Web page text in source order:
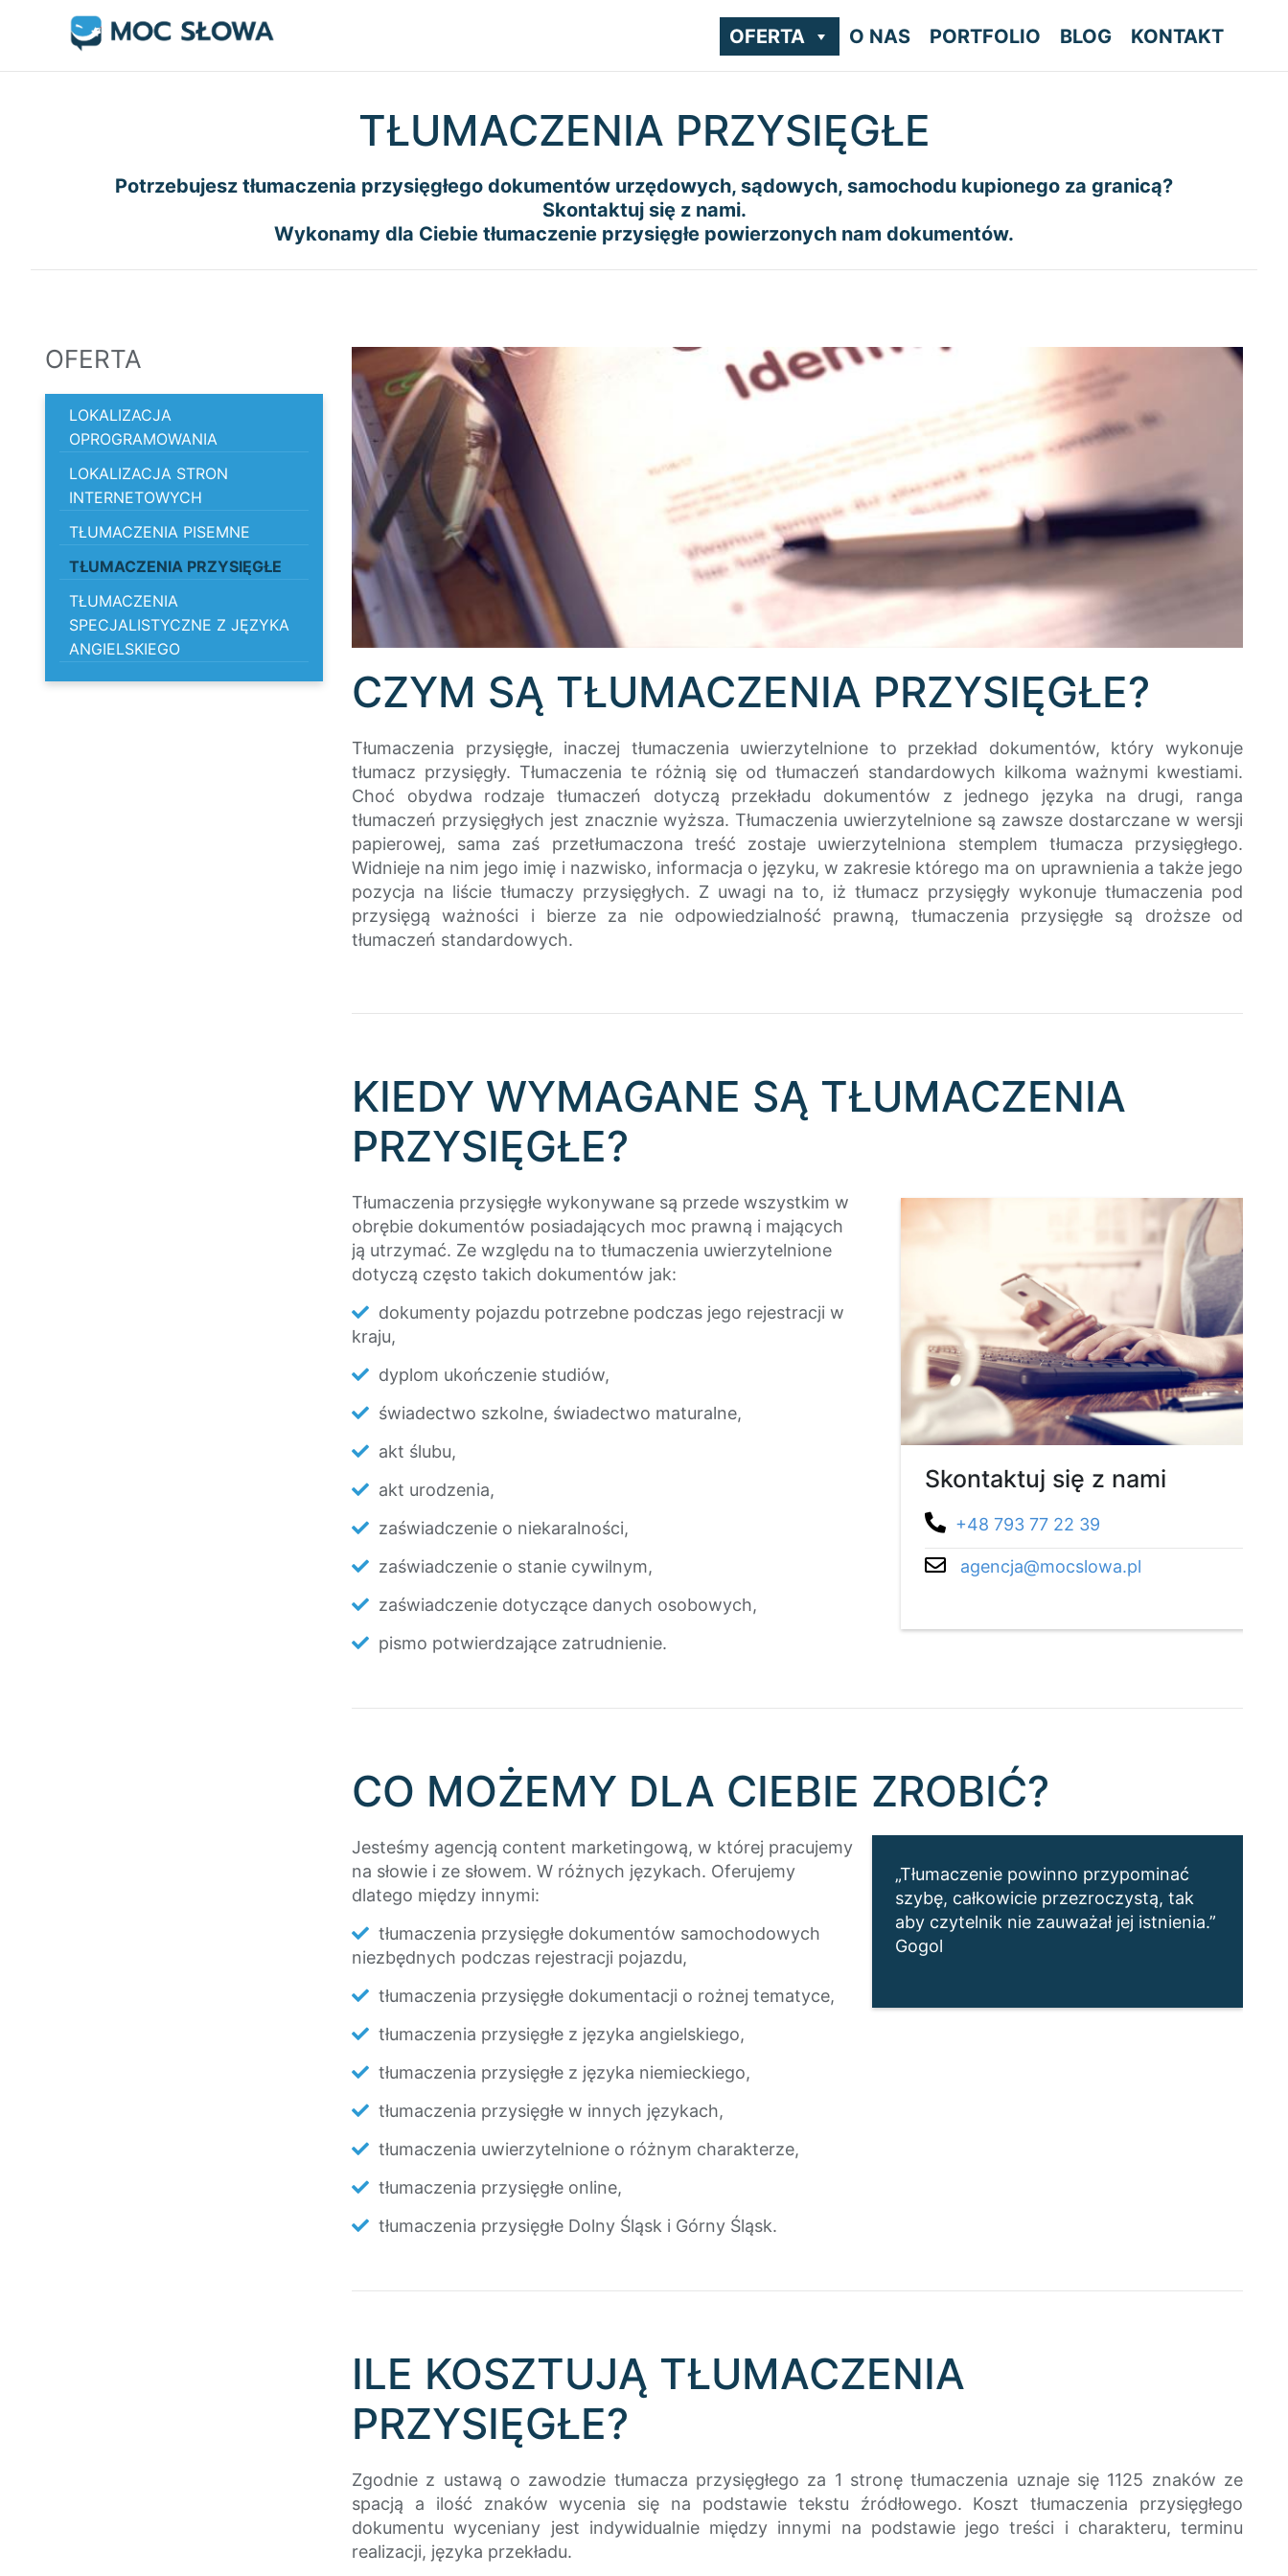
OFERTA O NAS PORTFOLIO BLOG KONTAKT
TŁUMACZENIA PRZYSIĘGŁE
Potrzebujesz tłumaczenia przysięgłego dokumentów urzędowych, sądowych, samochodu kupionego za granicą?
Skontaktuj się z nami.
Wykonamy dla Ciebie tłumaczenie przysięgłe powierzonych nam dokumentów.
OFERTA
LOKALIZACJA
OPROGRAMOWANIA
LOKALIZACJA STRON
INTERNETOWYCH
TŁUMACZENIA PISEMNE
TŁUMACZENIA PRZYSIĘGŁE
TŁUMACZENIA
SPECJALISTYCZNE Z JĘZYKA
ANGIELSKIEGO
CZYM SĄ TŁUMACZENIA PRZYSIĘGŁE?
Tłumaczenia przysięgłe, inaczej tłumaczenia uwierzytelnione to przekład dokumentów, który wykonuje
tłumacz przysięgły. Tłumaczenia te różnią się od tłumaczeń standardowych kilkoma ważnymi kwestiami.
Choć obydwa rodzaje tłumaczeń dotyczą przekładu dokumentów z jednego języka na drugi, ranga
tłumaczeń przysięgłych jest znacznie wyższa. Tłumaczenia uwierzytelnione są zawsze dostarczane w wersji
papierowej, sama zaś przetłumaczona treść zostaje uwierzytelniona stemplem tłumacza przysięgłego.
Widnieje na nim jego imię i nazwisko, informacja o języku, w zakresie którego ma on uprawnienia a także jego
pozycja na liście tłumaczy przysięgłych. Z uwagi na to, iż tłumacz przysięgły wykonuje tłumaczenia pod
przysięgą ważności i bierze za nie odpowiedzialność prawną, tłumaczenia przysięgłe są droższe od
tłumaczeń standardowych.
KIEDY WYMAGANE SĄ TŁUMACZENIA
PRZYSIĘGŁE?
Tłumaczenia przysięgłe wykonywane są przede wszystkim w
obrębie dokumentów posiadających moc prawną i mających
ją utrzymać. Ze względu na to tłumaczenia uwierzytelnione
dotyczą często takich dokumentów jak:
dokumenty pojazdu potrzebne podczas jego rejestracji w
kraju,
dyplom ukończenie studiów,
świadectwo szkolne, świadectwo maturalne,
akt ślubu,
akt urodzenia,
zaświadczenie o niekaralności,
zaświadczenie o stanie cywilnym,
zaświadczenie dotyczące danych osobowych,
pismo potwierdzające zatrudnienie.
Skontaktuj się z nami
+48 793 77 22 39
agencja@mocslowa.pl
CO MOŻEMY DLA CIEBIE ZROBIĆ?
Jesteśmy agencją content marketingową, w której pracujemy
na słowie i ze słowem. W różnych językach. Oferujemy
dlatego między innymi:
tłumaczenia przysięgłe dokumentów samochodowych
niezbędnych podczas rejestracji pojazdu,
tłumaczenia przysięgłe dokumentacji o rożnej tematyce,
tłumaczenia przysięgłe z języka angielskiego,
tłumaczenia przysięgłe z języka niemieckiego,
tłumaczenia przysięgłe w innych językach,
tłumaczenia uwierzytelnione o różnym charakterze,
tłumaczenia przysięgłe online,
tłumaczenia przysięgłe Dolny Śląsk i Górny Śląsk.
„Tłumaczenie powinno przypominać
szybę, całkowicie przezroczystą, tak
aby czytelnik nie zauważał jej istnienia.”
Gogol
ILE KOSZTUJĄ TŁUMACZENIA
PRZYSIĘGŁE?
Zgodnie z ustawą o zawodzie tłumacza przysięgłego za 1 stronę tłumaczenia uznaje się 1125 znaków ze
spacją a ilość znaków wycenia się na podstawie tekstu źródłowego. Koszt tłumaczenia przysięgłego
dokumentu wyceniany jest indywidualnie między innymi na podstawie jego treści i charakteru, terminu
realizacji, języka przekładu.